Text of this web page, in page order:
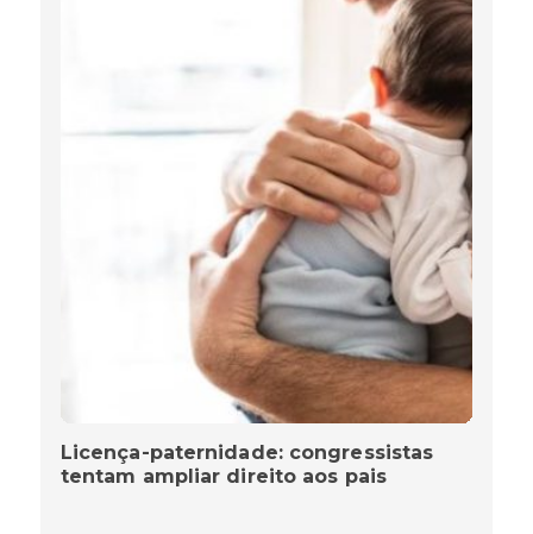
Licença-paternidade: congressistas
tentam ampliar direito aos pais